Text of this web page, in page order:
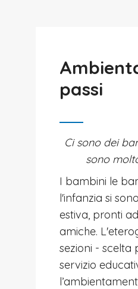
passi
Ci sono dei
sono
I bambini le
l'infanzia si
estiva, pronti
amiche.
sezioni - scelta
servizio